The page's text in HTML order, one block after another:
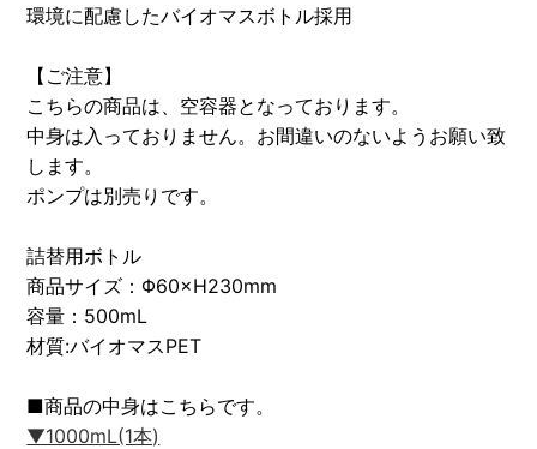
環境に配慮したバイオマスボトル採用
【ご注意】
こちらの商品は、空容器となっております。
中身は入っておりません。お間違いのないようお願い致
します。
ポンプは別売りです。
詰替用ボトル
商品サイズ：Φ60×H230mm
容量：500mL
材質:バイオマスPET
■商品の中身はこちらです。
▼1000mL(1本)